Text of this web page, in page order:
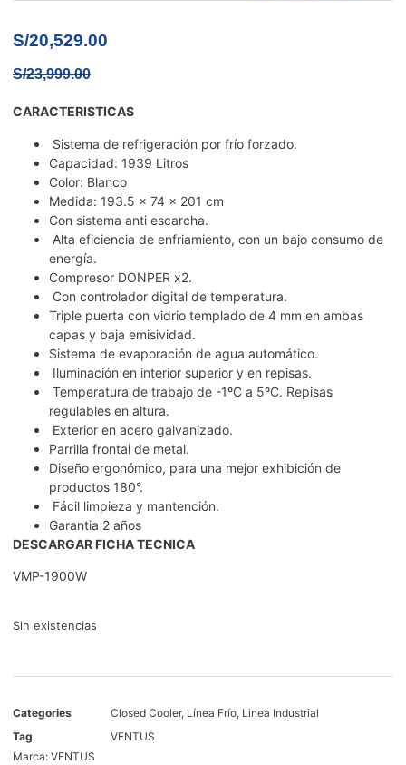
S/20,529.00
S/23,999.00
CARACTERISTICAS
Sistema de refrigeración por frío forzado.
Capacidad: 1939 Litros
Color: Blanco
Medida: 193.5 x 74 x 201 cm
Con sistema anti escarcha.
Alta eficiencia de enfriamiento, con un bajo consumo de
energía.
Compresor DONPER x2.
Con controlador digital de temperatura.
Triple puerta con vidrio templado de 4 mm en ambas
capas y baja emisividad.
Sistema de evaporación de agua automático.
Iluminación en interior superior y en repisas.
Temperatura de trabajo de -1ºC a 5ºC. Repisas
regulables en altura.
Exterior en acero galvanizado.
Parrilla frontal de metal.
Diseño ergonómico, para una mejor exhibición de
productos 180°.
Fácil limpieza y mantención.
Garantia 2 años
DESCARGAR FICHA TECNICA
VMP-1900W
Sin existencias
Categories Closed Cooler, Línea Frío, Linea Industrial
Tag
VENTUS
Marca: VENTUS